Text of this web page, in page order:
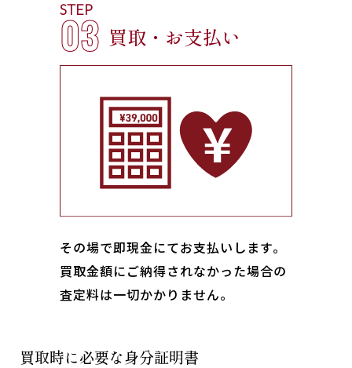
STEP
03 買取・お支払い
その場で即現金にてお支払いします｡
買取金額にご納得されなかった場合の
査定料は一切かかりません。
買取時に必要な身分証明書